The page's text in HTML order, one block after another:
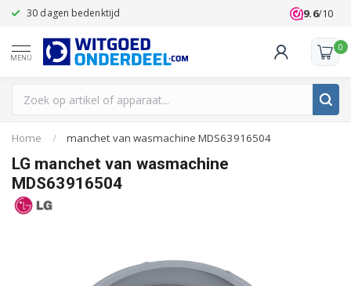
30 dagen bedenktijd Klanten
9.6/10
MENU
0
Home / manchet van wasmachine MDS63916504
LG manchet van wasmachine
MDS63916504